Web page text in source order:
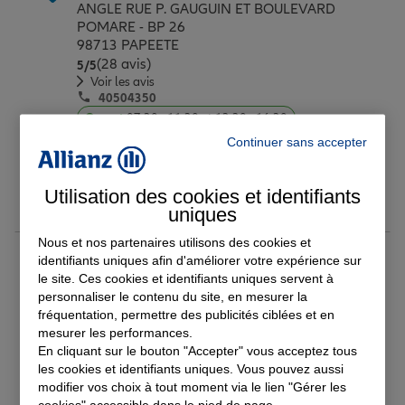
ANGLE RUE P. GAUGUIN ET BOULEVARD
POMARE - BP 26
98713 PAPEETE
5/5Note de 5 sur 5
(28 avis)
Voir les avis
40504350
Ouvert07:30 - 11:30 et 13:30 - 16:30
Voir l'agence
8 AGENCE PUNAAUIA
CENTRE COMMERCIAL TAMANU NUI ROUTE
DE LA POINTE DES PECHEURS TAMANU
98718 PUNAAUIA
40438818
Ouvert09:00 - 12:00 et 14:00 - 19:00
Continuer sans accepter
Utilisation des cookies et identifiants
uniques
Nous et nos partenaires utilisons des cookies et
identifiants uniques afin d'améliorer votre expérience sur
le site. Ces cookies et identifiants uniques servent à
personnaliser le contenu du site, en mesurer la
fréquentation, permettre des publicités ciblées et en
mesurer les performances.
En cliquant sur le bouton "Accepter" vous acceptez tous
les cookies et identifiants uniques. Vous pouvez aussi
modifier vos choix à tout moment via le lien "Gérer les